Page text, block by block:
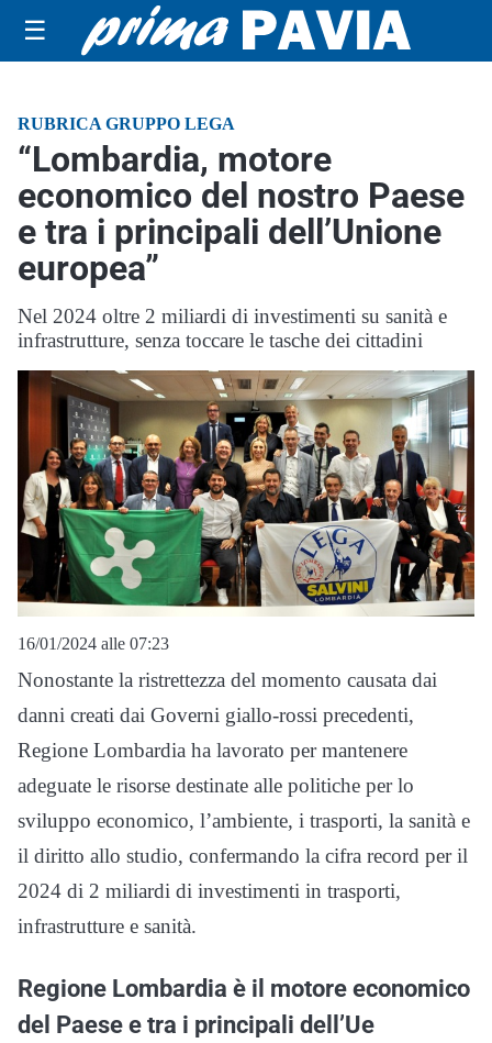
☰
RUBRICA GRUPPO LEGA
“Lombardia, motore
economico del nostro Paese
e tra i principali dell’Unione
europea”
Nel 2024 oltre 2 miliardi di investimenti su sanità e
infrastrutture, senza toccare le tasche dei cittadini
16/01/2024 alle 07:23
Nonostante la ristrettezza del momento causata dai
danni creati dai Governi giallo-rossi precedenti,
Regione Lombardia ha lavorato per mantenere
adeguate le risorse destinate alle politiche per lo
sviluppo economico, l’ambiente, i trasporti, la sanità e
il diritto allo studio, confermando la cifra record per il
2024 di 2 miliardi di investimenti in trasporti,
infrastrutture e sanità.
Regione Lombardia è il motore economico
del Paese e tra i principali dell’Ue